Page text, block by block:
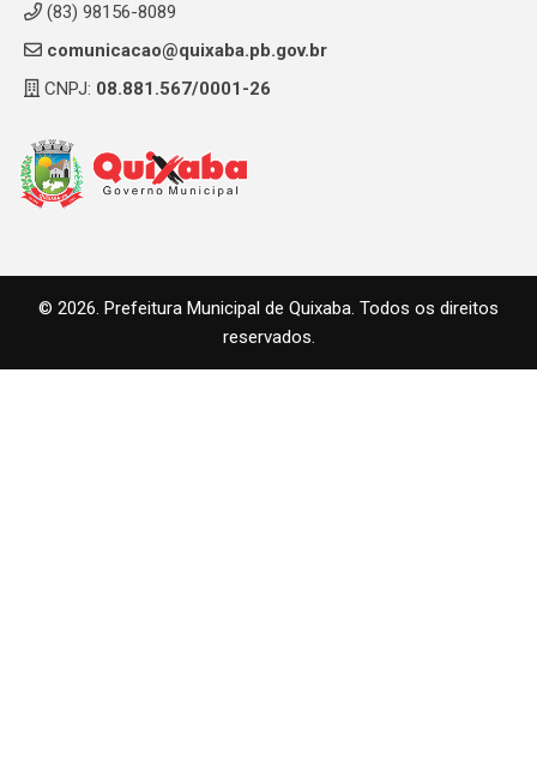
(83) 98156-8089
comunicacao@quixaba.pb.gov.br
CNPJ: 08.881.567/0001-26
© 2026. Prefeitura Municipal de Quixaba. Todos os direitos
reservados.